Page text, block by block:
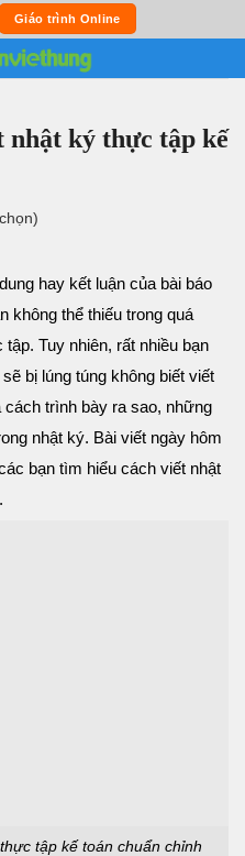
Giáo trình Online
nhật ký thực tập kế
hay kết luận của bài báo
không thể thiếu trong quá
Tuy nhiên, rất nhiều bạn
bị lúng túng không biết viết
trình bày ra sao, những
nhật ký. Bài viết ngày hôm
bạn tìm hiểu cách viết nhật
tập kế toán chuẩn chỉnh